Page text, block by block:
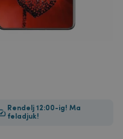
Rendelj 12:00-ig! Ma
feladjuk!